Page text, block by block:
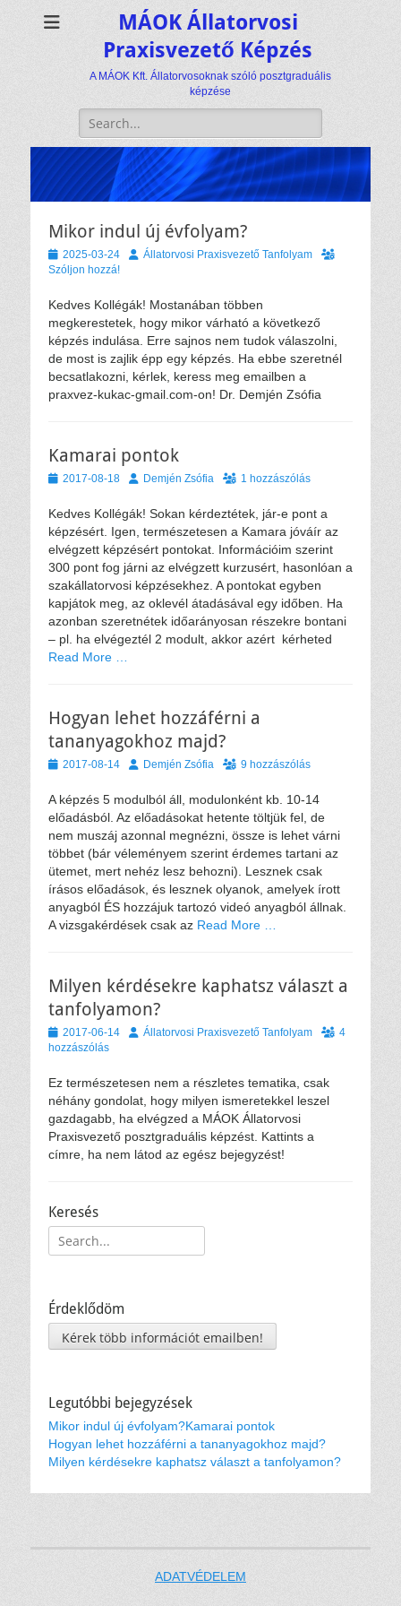
MÁOK Állatorvosi
Praxisvezető Képzés
A MÁOK Kft. Állatorvosoknak szóló posztgraduális
képzése
Keresés:
Mikor indul új évfolyam?
Közzétéve
2025-03-24 SzerzőÁllatorvosi Praxisvezető Tanfolyam
Szóljon hozzá!
Kedves Kollégák! Mostanában többen
megkerestetek, hogy mikor várható a következő
képzés indulása. Erre sajnos nem tudok válaszolni,
de most is zajlik épp egy képzés. Ha ebbe szeretnél
becsatlakozni, kérlek, keress meg emailben a
praxvez-kukac-gmail.com-on! Dr. Demjén Zsófia
Kamarai pontok
Közzétéve
2017-08-18 SzerzőDemjén Zsófia 1 hozzászólás
Kedves Kollégák! Sokan kérdeztétek, jár-e pont a
képzésért. Igen, természetesen a Kamara jóváír az
elvégzett képzésért pontokat. Információim szerint
300 pont fog járni az elvégzett kurzusért, hasonlóan a
szakállatorvosi képzésekhez. A pontokat egyben
kapjátok meg, az oklevél átadásával egy időben. Ha
azonban szeretnétek időarányosan részekre bontani
– pl. ha elvégeztél 2 modult, akkor azért kérheted
Read More …
Hogyan lehet hozzáférni a
tananyagokhoz majd?
Közzétéve
2017-08-14 SzerzőDemjén Zsófia 9 hozzászólás
A képzés 5 modulból áll, modulonként kb. 10-14
előadásból. Az előadásokat hetente töltjük fel, de
nem muszáj azonnal megnézni, össze is lehet várni
többet (bár véleményem szerint érdemes tartani az
ütemet, mert nehéz lesz behozni). Lesznek csak
írásos előadások, és lesznek olyanok, amelyek írott
anyagból ÉS hozzájuk tartozó videó anyagból állnak.
A vizsgakérdések csak az Read More …
Milyen kérdésekre kaphatsz választ a
tanfolyamon?
Közzétéve
2017-06-14 SzerzőÁllatorvosi Praxisvezető Tanfolyam
4
hozzászólás
Ez természetesen nem a részletes tematika, csak
néhány gondolat, hogy milyen ismeretekkel leszel
gazdagabb, ha elvégzed a MÁOK Állatorvosi
Praxisvezető posztgraduális képzést. Kattints a
címre, ha nem látod az egész bejegyzést!
Keresés
Keresés:
Érdeklődöm
Kérek több információt emailben!
Legutóbbi bejegyzések
Mikor indul új évfolyam?Kamarai pontok
Hogyan lehet hozzáférni a tananyagokhoz majd?
Milyen kérdésekre kaphatsz választ a tanfolyamon?
ADATVÉDELEM